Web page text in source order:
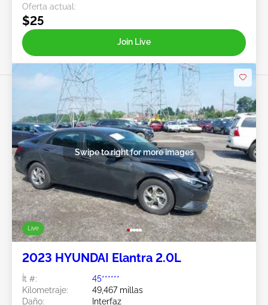
Oferta actual:
$25
Join Live
Live
Swipe to right for more images
2023 HYUNDAI Elantra 2.0L
Ít #:
45******
Kilometraje:
49,467 millas
Daño:
Interfaz